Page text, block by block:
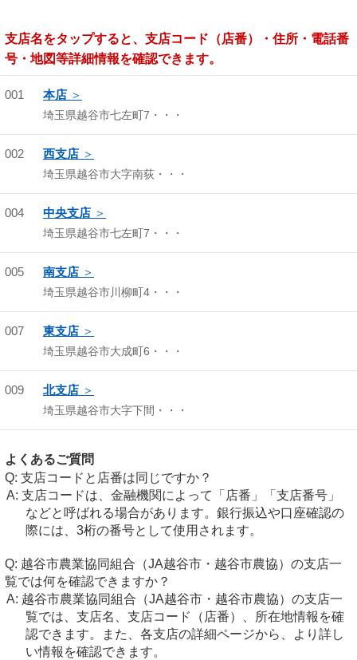
支店名をタップすると、支店コード（店番）・住所・電話番
号・地図等詳細情報を確認できます。
001 本店
埼玉県越谷市七左町7・・・
002 西支店
埼玉県越谷市大字南荻・・・
004 中央支店
埼玉県越谷市七左町7・・・
005 南支店
埼玉県越谷市川柳町4・・・
007 東支店
埼玉県越谷市大成町6・・・
009 北支店
埼玉県越谷市大字下間・・・
よくあるご質問
支店コードと店番は同じですか？
支店コードは、金融機関によって「店番」「支店番号」
などと呼ばれる場合があります。銀行振込や口座確認の
際には、3桁の番号として使用されます。
越谷市農業協同組合（JA越谷市・越谷市農協）の支店一
覧では何を確認できますか？
越谷市農業協同組合（JA越谷市・越谷市農協）の支店一
覧では、支店名、支店コード（店番）、所在地情報を確
認できます。また、各支店の詳細ページから、より詳し
い情報を確認できます。